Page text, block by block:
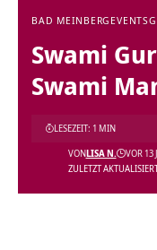
BAD MEINBERG EVENTS
Swami
Swami
ZULETZT
VONLISA N. VOR 13
LESEZEIT: 1 MIN